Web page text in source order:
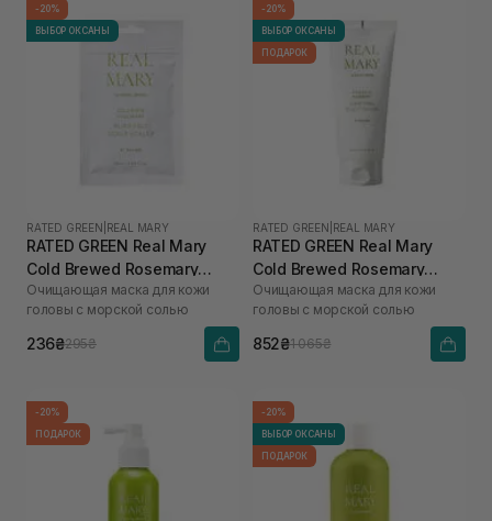
-20%
ВЫБОР ОКСАНЫ
RATED GREEN REAL MARY
RATED GREEN Real Mary
Cold Brewed Rosemary
Purifyng Scalp Scaler 50 мл
Очищающая маска для кожи
головы с морской солью
236₴295₴
-20%
ВЫБОР ОКСАНЫ
ПОДАРОК
RATED GREEN REAL MARY
RATED GREEN Real Mary
Cold Brewed Rosemary
Purifyng Scalp Scaler 200
мл
Очищающая маска для кожи
головы с морской солью
852₴1 065₴
-20%
ПОДАРОК
-20%
ВЫБОР ОКСАНЫ
ПОДАРОК